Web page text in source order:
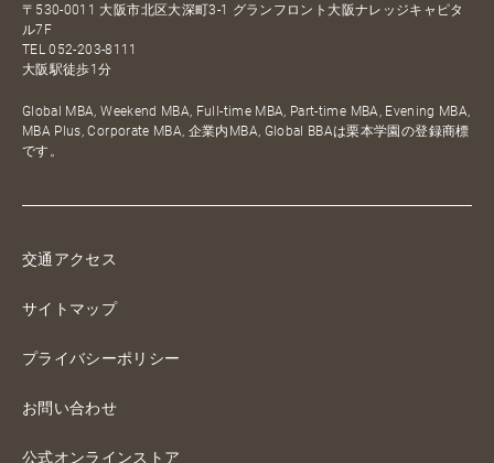
〒530-0011 大阪市北区大深町3-1 グランフロント大阪ナレッジキャピタ
ル7F
TEL052-203-8111
大阪駅徒歩1分
Global MBA, Weekend MBA, Full-time MBA, Part-time MBA, Evening MBA,
MBA Plus, Corporate MBA, 企業内MBA, Global BBAは栗本学園の登録商標
です。
交通アクセス
サイトマップ
プライバシーポリシー
お問い合わせ
公式オンラインストア